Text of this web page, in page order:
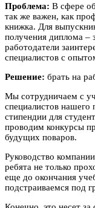
Проблема: В сфере
так же важен, как
книжка. Для
получения диплома –
работодатели
специалистов с
Решение: брать на
Мы сотрудничаем с
специалистов
стипендии для
проводим конкурсы
будущих поваров.
Руководство
ребята не только
еще до окончания
подстраиваемся под